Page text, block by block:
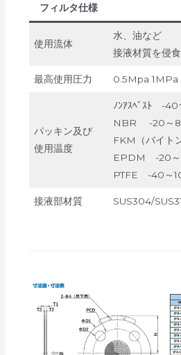
フィルタ仕様
使用流体
水、油など
接液材質を侵
最高使用圧力 0.5Mpa 1MPa
パッキン及び
使用温度
ﾉﾝｱｽﾍﾞｽﾄ -
NBR -20～
FKM（バイ
EPDM -20
PTFE -40～
接液部材質 SUS304/